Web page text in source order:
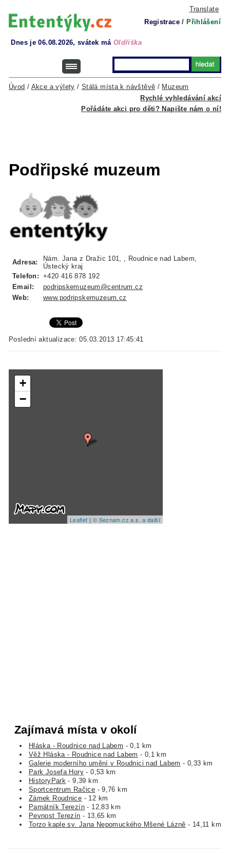
Translate
Registrace / Přihlášení
Dnes je 06.08.2026, svátek má Oldřiška
Rychlé vyhledávání akcí
Úvod / Akce a výlety / Stálá místa k návštěvě / Muzeum
Pořádáte akci pro děti? Napište nám o ní!
Podřipské muzeum
Adresa:
Nám. Jana z Dražic 101, , Roudnice nad Labem,
Ústecký kraj
Telefon: +420 416 878 192
Email:
podripskemuzeum@centrum.cz
Web:
www.podripskemuzeum.cz
Poslední aktualizace: 05.03.2013 17:45:41
+
−
Leaflet | © Seznam.cz a.s. a další
Zajímavá místa v okolí
Hláska - Roudnice nad Labem - 0,1 km
Věž Hláska - Roudnice nad Labem - 0,1 km
Galerie moderního umění v Roudnici nad Labem - 0,33 km
Park Josefa Hory - 0,53 km
HistoryPark - 9,39 km
Sportcentrum Račice - 9,76 km
Zámek Roudnice - 12 km
Památník Terezín - 12,83 km
Pevnost Terezín - 13,65 km
Torzo kaple sv. Jana Nepomuckého Mšené Lázně - 14,11 km